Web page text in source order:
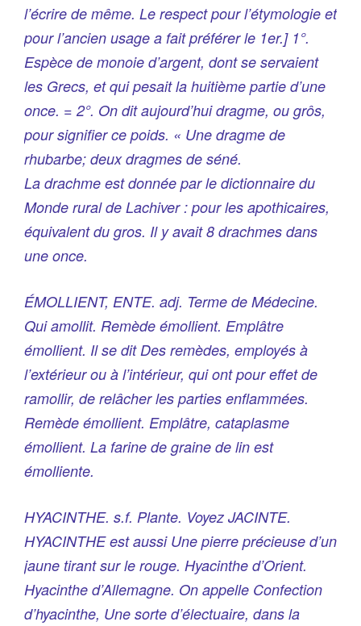
l’écrire de même. Le respect pour l’étymologie et
pour l’ancien usage a fait préférer le 1er.] 1°.
Espèce de monoie d’argent, dont se servaient
les Grecs, et qui pesait la huitième partie d’une
once. = 2°. On dit aujourd’hui dragme, ou grôs,
pour signifier ce poids. « Une dragme de
rhubarbe; deux dragmes de séné.
La drachme est donnée par le dictionnaire du
Monde rural de Lachiver : pour les apothicaires,
équivalent du gros. Il y avait 8 drachmes dans
une once.
ÉMOLLIENT, ENTE. adj. Terme de Médecine.
Qui amollit. Remède émollient. Emplâtre
émollient. Il se dit Des remèdes, employés à
l’extérieur ou à l’intérieur, qui ont pour effet de
ramollir, de relâcher les parties enflammées.
Remède émollient. Emplâtre, cataplasme
émollient. La farine de graine de lin est
émolliente.
HYACINTHE. s.f. Plante. Voyez JACINTE.
HYACINTHE est aussi Une pierre précieuse d’un
jaune tirant sur le rouge. Hyacinthe d’Orient.
Hyacinthe d’Allemagne. On appelle Confection
d’hyacinthe, Une sorte d’électuaire, dans la